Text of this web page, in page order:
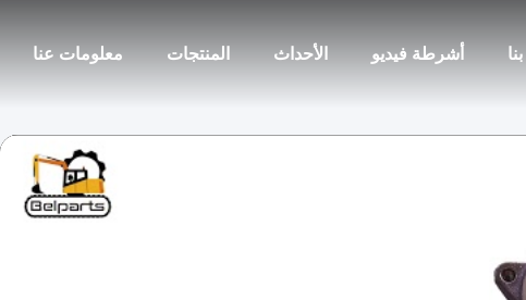
معلومات عنا المنتجات الأحداث أشرطة فيديو